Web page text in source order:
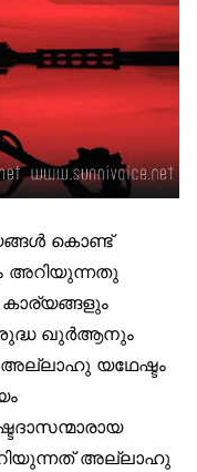
കൊണ്ട്
അറിയുന്നതു
ഖുര്‍ആനും
യഥേഷ്ടം
അല്ലാഹു